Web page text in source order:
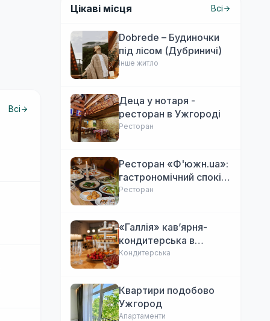
Всі
Цікаві місця Всі
Dobrede – Будиночки
під лісом (Дубриничі)
Інше житло
Деца у нотаря -
ресторан в Ужгороді
Ресторан
Ресторан «Ф'южн.ua»:
гастрономічний спокій
Ужгорода. Авторська
Ресторан
«Галлія» кав’ярня-
кондитерська в
Ужгороді
Кондитерська
Квартири подобово
Ужгород
Апартаменти